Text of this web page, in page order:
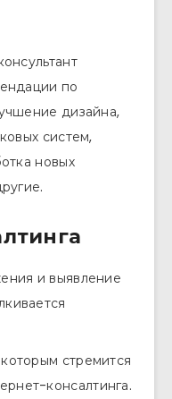
по
дизайна,
систем,
новых
и выявление
стремится
консалтинга.